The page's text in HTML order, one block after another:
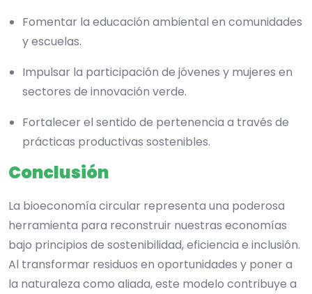
Fomentar la educación ambiental en comunidades
y escuelas.
Impulsar la participación de jóvenes y mujeres en
sectores de innovación verde.
Fortalecer el sentido de pertenencia a través de
prácticas productivas sostenibles.
Conclusión
La bioeconomía circular representa una poderosa
herramienta para reconstruir nuestras economías
bajo principios de sostenibilidad, eficiencia e inclusión.
Al transformar residuos en oportunidades y poner a
la naturaleza como aliada, este modelo contribuye a